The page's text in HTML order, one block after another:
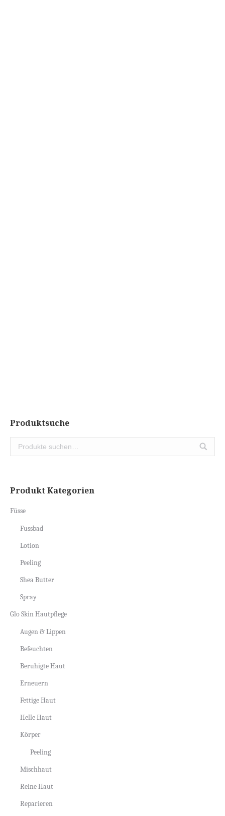
Produktsuche
Produkt Kategorien
Füsse
Fussbad
Lotion
Peeling
Shea Butter
Spray
Glo Skin Hautpflege
Augen & Lippen
Befeuchten
Beruhigte Haut
Erneuern
Fettige Haut
Helle Haut
Körper
Peeling
Mischhaut
Reine Haut
Reparieren